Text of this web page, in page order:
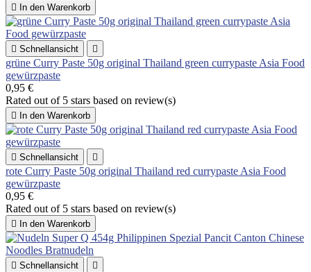
 In den Warenkorb
 Schnellansicht 
grüne Curry Paste 50g original Thailand green currypaste Asia Food
gewürzpaste
0,95 €
Rated out of 5 stars based on review(s)
 In den Warenkorb
 Schnellansicht 
rote Curry Paste 50g original Thailand red currypaste Asia Food
gewürzpaste
0,95 €
Rated out of 5 stars based on review(s)
 In den Warenkorb
 Schnellansicht 